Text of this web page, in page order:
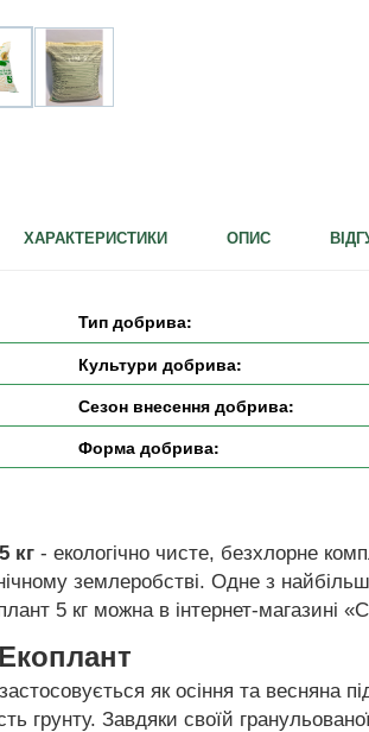
ХАРАКТЕРИСТИКИ ОПИС
Тип добрива:
Культури добрива:
Сезон внесення добрива:
Форма добрива:
кг - екологічно чисте, безхлорне
землеробстві. Одне з
5 кг можна в інтернет-магазині
як осіння та весняна
грунту. Завдяки своїй